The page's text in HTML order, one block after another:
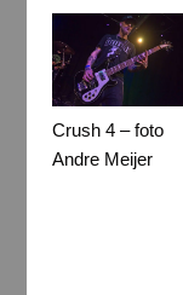
Crush 4 – foto
Andre Meijer